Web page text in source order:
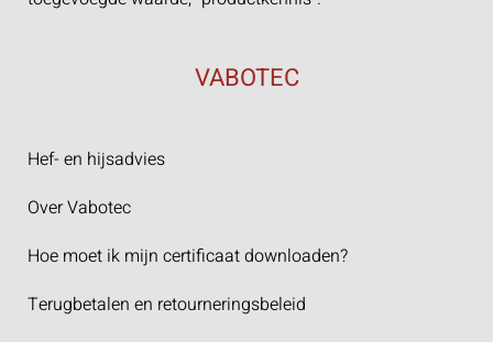
VABOTEC
Hef- en hijsadvies
Over Vabotec
Hoe moet ik mijn certificaat downloaden?
Terugbetalen en retourneringsbeleid